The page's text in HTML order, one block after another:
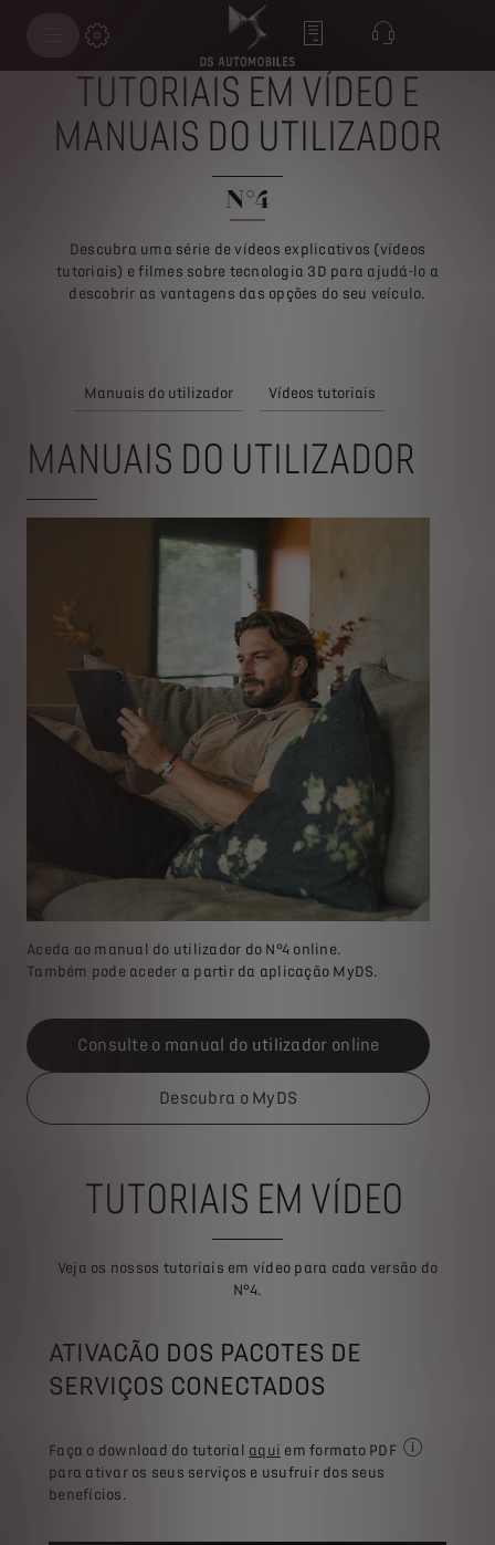
TUTORIAIS EM VÍDEO E
MANUAIS DO UTILIZADOR
N°4
Descubra uma série de vídeos explicativos (vídeos
tutoriais) e filmes sobre tecnologia 3D para ajudá-lo a
descobrir as vantagens das opções do seu veículo.
Manuais do utilizador Vídeos tutoriais
MANUAIS DO UTILIZADOR
Aceda ao manual do utilizador do N°4 online.
Também pode aceder a partir da aplicação MyDS.
Consulte o manual do utilizador online
Descubra o MyDS
TUTORIAIS EM VÍDEO
Veja os nossos tutoriais em vídeo para cada versão do
N°4.
ATIVACÃO DOS PACOTES DE
SERVIÇOS CONECTADOS
Faça o download do tutorial aqui em formato PDF
para ativar os seus serviços e usufruir dos seus
benefícios.